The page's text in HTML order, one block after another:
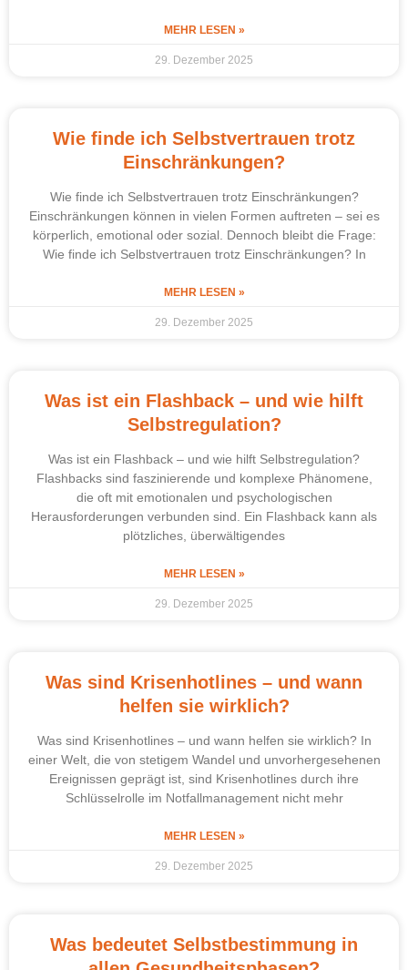
MEHR LESEN »
29. Dezember 2025
Wie finde ich Selbstvertrauen trotz
Einschränkungen?
Wie finde ich Selbstvertrauen trotz Einschränkungen?
Einschränkungen können in vielen Formen auftreten – sei es
körperlich, emotional oder sozial. Dennoch bleibt die Frage:
Wie finde ich Selbstvertrauen trotz Einschränkungen? In
MEHR LESEN »
29. Dezember 2025
Was ist ein Flashback – und wie hilft
Selbstregulation?
Was ist ein Flashback – und wie hilft Selbstregulation?
Flashbacks sind faszinierende und komplexe Phänomene,
die oft mit emotionalen und psychologischen
Herausforderungen verbunden sind. Ein Flashback kann als
plötzliches, überwältigendes
MEHR LESEN »
29. Dezember 2025
Was sind Krisenhotlines – und wann
helfen sie wirklich?
Was sind Krisenhotlines – und wann helfen sie wirklich? In
einer Welt, die von stetigem Wandel und unvorhergesehenen
Ereignissen geprägt ist, sind Krisenhotlines durch ihre
Schlüsselrolle im Notfallmanagement nicht mehr
MEHR LESEN »
29. Dezember 2025
Was bedeutet Selbstbestimmung in